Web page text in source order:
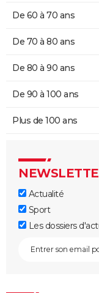
De 60 à 70 ans
De 70 à 80 ans
De 80 à 90 ans
De 90 à 100 ans
Plus de 100 ans
Actualité
Sport
Les dossiers